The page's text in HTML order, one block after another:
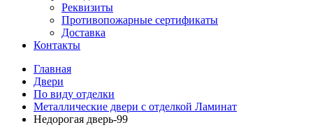
Реквизиты
Противопожарные сертификаты
Доставка
Контакты
Главная
Двери
По виду отделки
Металлические двери с отделкой Ламинат
Недорогая дверь-99